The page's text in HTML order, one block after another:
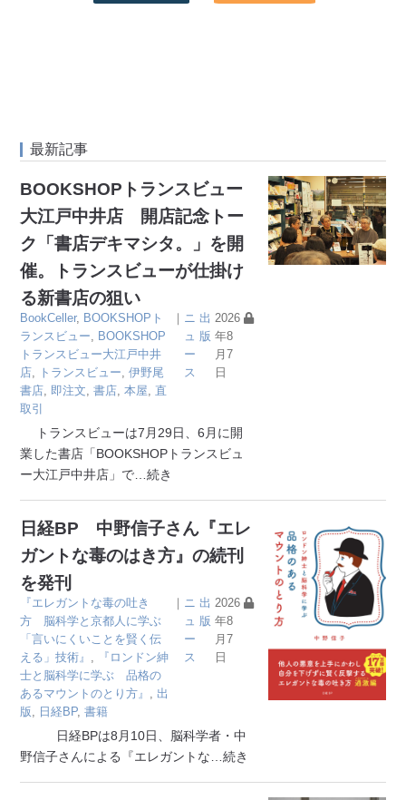
最新記事
BOOKSHOPトランスビュー
大江戸中井店 開店記念トー
ク「書店デキマシタ。」を開
催。トランスビューが仕掛け
る新書店の狙い
BookCeller, BOOKSHOPト
ランスビュー, BOOKSHOP
トランスビュー大江戸中井
店, トランスビュー,伊野尾
書店, 即注文,書店,本屋, 直
取引
｜ ニ
ュ
ー
ス
出
版
2026
年8
月7
日
トランスビューは7月29日、6月に開
業した書店「BOOKSHOPトランスビュ
ー大江戸中井店」で …続き
日経BP 中野信子さん『エレ
ガントな毒のはき方』の続刊
を発刊
『エレガントな毒の吐き
方 脳科学と京都人に学ぶ
「言いにくいことを賢く伝
える」技術』 ,
『ロンドン紳
士と脳科学に学ぶ 品格の
あるマウントのとり方』 , 出
版, 日経BP,書籍
｜ ニ
ュ
ー
ス
出
版
2026
年8
月7
日
日経BPは8月10日、脳科学者・中
野信子さんによる『エレガントな …続き